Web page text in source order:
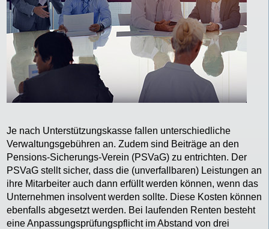
Je nach Unterstützungskasse fallen unterschiedliche
Verwaltungsgebühren an. Zudem sind Beiträge an den
Pensions-Sicherungs-Verein (PSVaG) zu entrichten. Der
PSVaG stellt sicher, dass die (unverfallbaren) Leistungen an
ihre Mitarbeiter auch dann erfüllt werden können, wenn das
Unternehmen insolvent werden sollte. Diese Kosten können
ebenfalls abgesetzt werden. Bei laufenden Renten besteht
eine Anpassungsprüfungspflicht im Abstand von drei